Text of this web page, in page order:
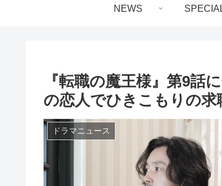
NEWS
『転職の魔王様』第9話
の恋人でひきこもりの求
ドラマニュース